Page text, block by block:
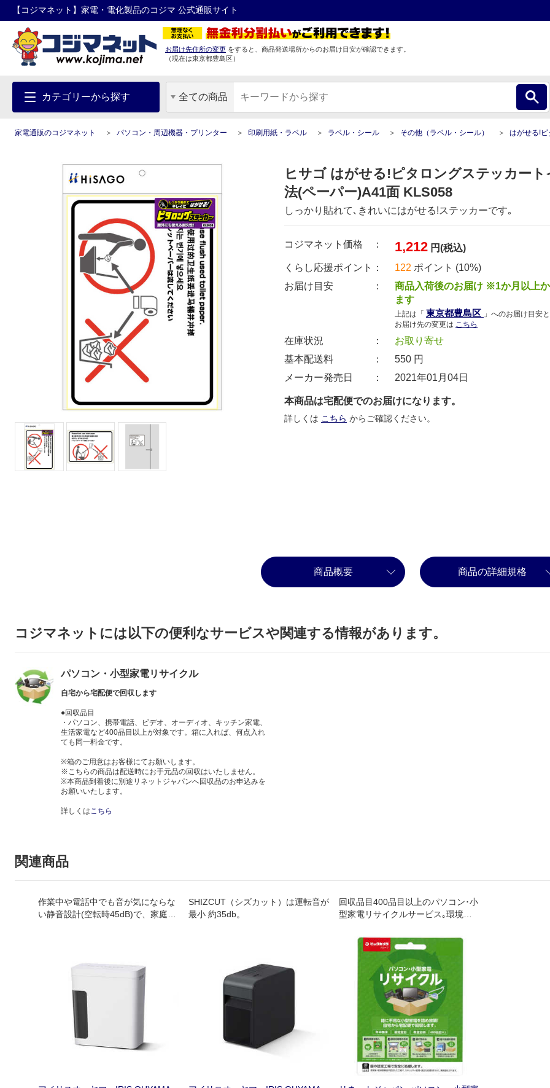
【コジマネット】家電・電化製品のコジマ 公式通販サイト
お届け先住所の変更 をすると、商品発送場所からのお届け目安が確認できます。
（現在は東京都豊島区）
カテゴリーから探す 全ての商品
家電通販のコジマネット パソコン・周辺機器・プリンター 印刷用紙・ラベル ラベル・シール その他（ラベル・シール） はがせる!ピタロングステッカートイレの使用方
ヒサゴ はがせる!ピタロングステッカート
法(ペーパー)A41面 KLS058
しっかり貼れて､きれいにはがせる!ステッカーです｡
コジマネット価格 ： 1,212 円(税込)
くらし応援ポイント：
122 ポイント (10%)
お届け目安 ：
商品入荷後のお届け ※1か月以上
ます
上記は「 東京都豊島区 」へのお届け目安
お届け先の変更は こちら
在庫状況 ：
お取り寄せ
基本配送料 ：
550 円
メーカー発売日 ：
2021年01月04日
本商品は宅配便でのお届けになります。
詳しくは こちら からご確認ください。
商品概要 商品の詳細規格
コジマネットには以下の便利なサービスや関連する情報があります。
パソコン・小型家電リサイクル
自宅から宅配便で回収します
●回収品目
・パソコン、携帯電話、ビデオ、オーディオ、キッチン家電、
生活家電など400品目以上が対象です。箱に入れば、何点入れ
ても同一料金です。
※箱のご用意はお客様にてお願いします。
※こちらの商品は配送時にお手元品の回収はいたしません。
※本商品到着後に別途リネットジャパンへ回収品のお申込みを
お願いいたします。
詳しくは こちら
関連商品
作業中や電話中でも音が気にならな
い静音設計(空転時45dB)で、家庭や
SHIZCUT（シズカット）は運転音が
最小 約35db。
回収品目400品目以上のパソコン･小
型家電リサイクルサービス｡環境省･
ュリティ管理･適正な処理が行われ､
再資源化されます｡年中無休｡自宅か
ら宅配便で回収します｡